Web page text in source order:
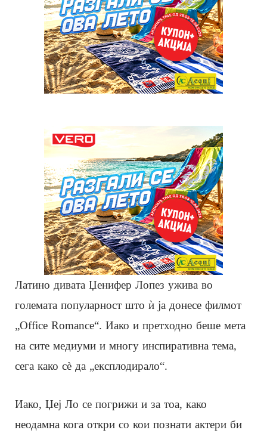
Латино дивата Џенифер Лопез ужива во
големата популарност што ѝ ја донесе филмот
„Office Romance“. Иако и претходно беше мета
на сите медиуми и многу инспиративна тема,
сега како сè да „експлодирало“.
Иако, Џеј Ло се погрижи и за тоа, како
неодамна кога откри со кои познати актери би